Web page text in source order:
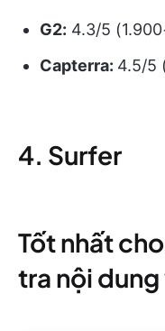
G2: 4.3/5
Capterra: 4.5/5
4. Surfer
Tốt nhất
tra nội dung